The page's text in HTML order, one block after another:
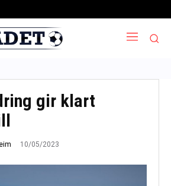
gir klart
10/05/2023